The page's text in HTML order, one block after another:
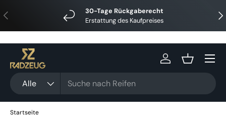
Direkt zum Inhalt
Vorherige
30-Tage Rückgaberecht
Erstattung des Kaufpreises
Alle
Einloggen
Menü
Startseite